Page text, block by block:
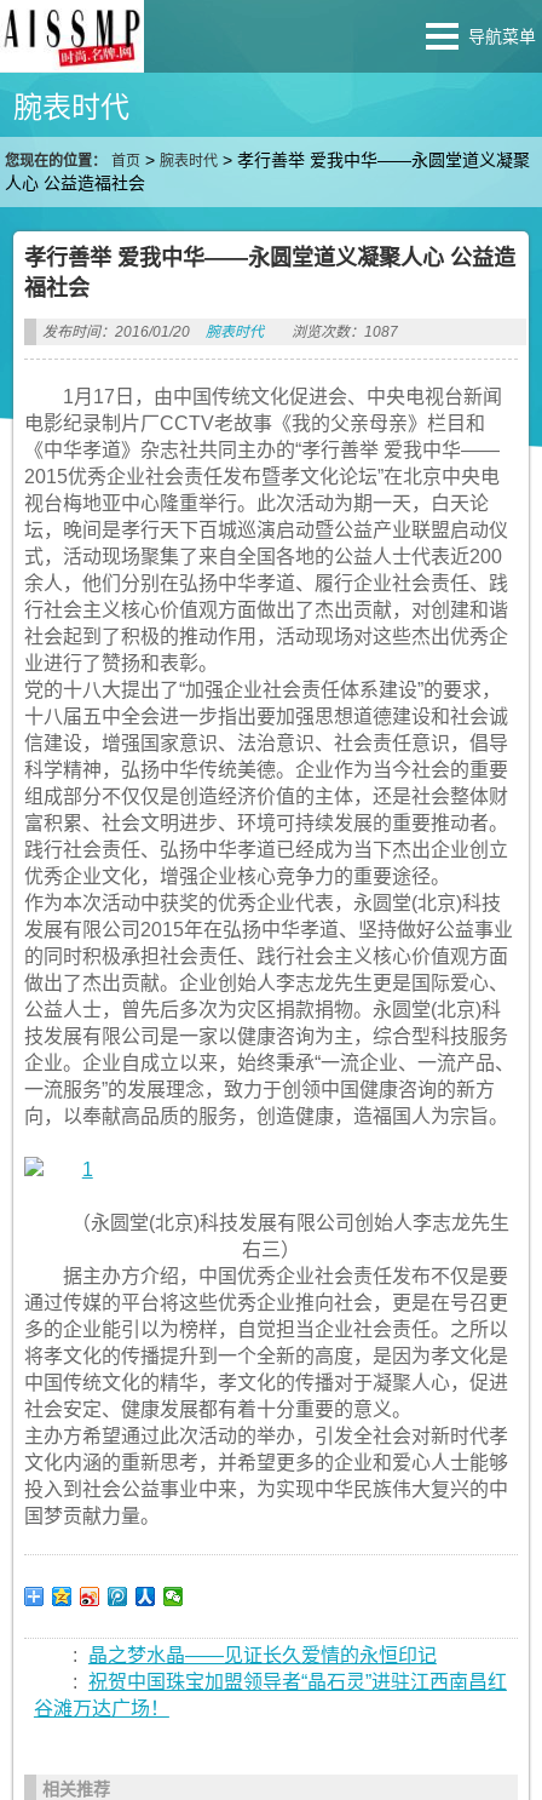
导航菜单
腕表时代
您现在的位置： 首页 >腕表时代 >孝行善举 爱我中华——永圆堂道义凝聚
人心 公益造福社会
孝行善举 爱我中华——永圆堂道义凝聚人心 公益造
福社会
发布时间：2016/01/20 腕表时代 浏览次数：1087
1月17日，由中国传统文化促进会、中央电视台新闻
电影纪录制片厂CCTV老故事《我的父亲母亲》栏目和
《中华孝道》杂志社共同主办的“孝行善举 爱我中华——
2015优秀企业社会责任发布暨孝文化论坛”在北京中央电
视台梅地亚中心隆重举行。此次活动为期一天，白天论
坛，晚间是孝行天下百城巡演启动暨公益产业联盟启动仪
式，活动现场聚集了来自全国各地的公益人士代表近200
余人，他们分别在弘扬中华孝道、履行企业社会责任、践
行社会主义核心价值观方面做出了杰出贡献，对创建和谐
社会起到了积极的推动作用，活动现场对这些杰出优秀企
业进行了赞扬和表彰。
党的十八大提出了“加强企业社会责任体系建设”的要求，
十八届五中全会进一步指出要加强思想道德建设和社会诚
信建设，增强国家意识、法治意识、社会责任意识，倡导
科学精神，弘扬中华传统美德。企业作为当今社会的重要
组成部分不仅仅是创造经济价值的主体，还是社会整体财
富积累、社会文明进步、环境可持续发展的重要推动者。
践行社会责任、弘扬中华孝道已经成为当下杰出企业创立
优秀企业文化，增强企业核心竞争力的重要途径。
作为本次活动中获奖的优秀企业代表，永圆堂(北京)科技
发展有限公司2015年在弘扬中华孝道、坚持做好公益事业
的同时积极承担社会责任、践行社会主义核心价值观方面
做出了杰出贡献。企业创始人李志龙先生更是国际爱心、
公益人士，曾先后多次为灾区捐款捐物。永圆堂(北京)科
技发展有限公司是一家以健康咨询为主，综合型科技服务
企业。企业自成立以来，始终秉承“一流企业、一流产品、
一流服务”的发展理念，致力于创领中国健康咨询的新方
向，以奉献高品质的服务，创造健康，造福国人为宗旨。
（永圆堂(北京)科技发展有限公司创始人李志龙先生
右三）
据主办方介绍，中国优秀企业社会责任发布不仅是要
通过传媒的平台将这些优秀企业推向社会，更是在号召更
多的企业能引以为榜样，自觉担当企业社会责任。之所以
将孝文化的传播提升到一个全新的高度，是因为孝文化是
中国传统文化的精华，孝文化的传播对于凝聚人心，促进
社会安定、健康发展都有着十分重要的意义。
主办方希望通过此次活动的举办，引发全社会对新时代孝
文化内涵的重新思考，并希望更多的企业和爱心人士能够
投入到社会公益事业中来，为实现中华民族伟大复兴的中
国梦贡献力量。
:
晶之梦水晶——见证长久爱情的永恒印记
: 祝贺中国珠宝加盟领导者“晶石灵”进驻江西南昌红
谷滩万达广场！
相关推荐